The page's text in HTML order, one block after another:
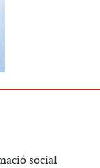
social